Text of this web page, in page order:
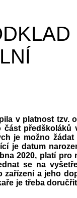
v platnost tzv.
část předškoláků
je možno
je datum
2020, platí pro
se na
zařízení a jeho
je třeba